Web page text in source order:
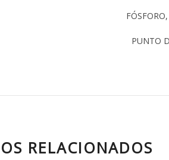
PUNTO
RELACIONADOS